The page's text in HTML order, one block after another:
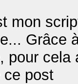
mon
Grâce
pour cela
ce post